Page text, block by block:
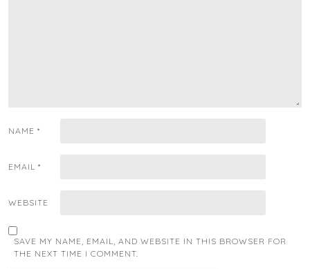
NAME *
EMAIL *
WEBSITE
SAVE MY NAME, EMAIL, AND WEBSITE IN THIS BROWSER FOR
THE NEXT TIME I COMMENT.